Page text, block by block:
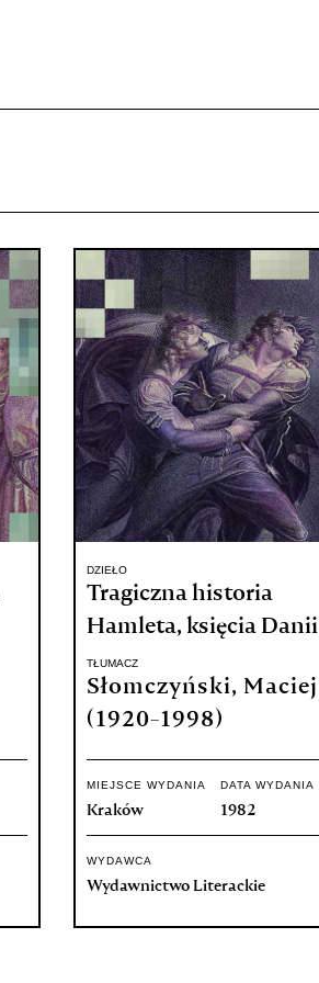
DZIEŁO
Tragiczna historia
Hamleta, księcia Danii
TŁUMACZ
Słomczyński, Maciej
(1920-1998)
MIEJSCE WYDANIA
Kraków
DATA WYDANIA
1982
WYDAWCA
Wydawnictwo Literackie